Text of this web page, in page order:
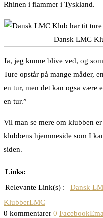
Rhinen i flammer i Tyskland.
Dansk LMC
Ja, jeg kunne blive ved, og
Ture opstår på mange måder,
en tur, men det kan også være
en tur.”
Vil man se mere om klubben
klubbens hjemmeside som I
siden.
Links:
Relevante Link(s) :
Dansk
KlubberLMC
0 kommentarer 0 Facebook